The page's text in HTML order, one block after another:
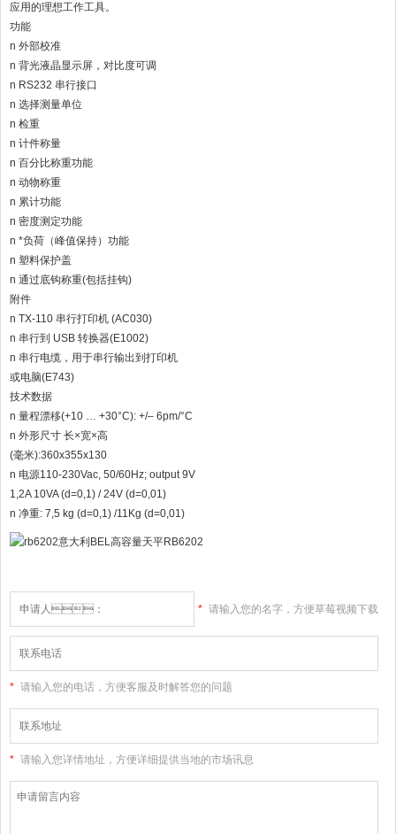
应用的理想工作工具。
功能
n 外部校准
n 背光液晶显示屏，对比度可调
n RS232 串行接口
n 选择测量单位
n 检重
n 计件称量
n 百分比称重功能
n 动物称重
n 累计功能
n 密度测定功能
n *负荷（峰值保持）功能
n 塑料保护盖
n 通过底钩称重(包括挂钩)
附件
n TX-110 串行打印机 (AC030)
n 串行到 USB 转换器(E1002)
n 串行电缆，用于串行输出到打印机
或电脑(E743)
技术数据
n 量程漂移(+10 … +30°C): +/– 6pm/°C
n 外形尺寸 长×宽×高
(毫米):360x355x130
n 电源110-230Vac, 50/60Hz; output 9V
1,2A 10VA (d=0,1) / 24V (d=0,01)
n 净重: 7,5 kg (d=0,1) /11Kg (d=0,01)
* 请输入您的名字，方便草莓视频下载
* 请输入您的电话，方便客服及时解答您的问题
* 请输入您详情地址，方便详细提供当地的市场讯息